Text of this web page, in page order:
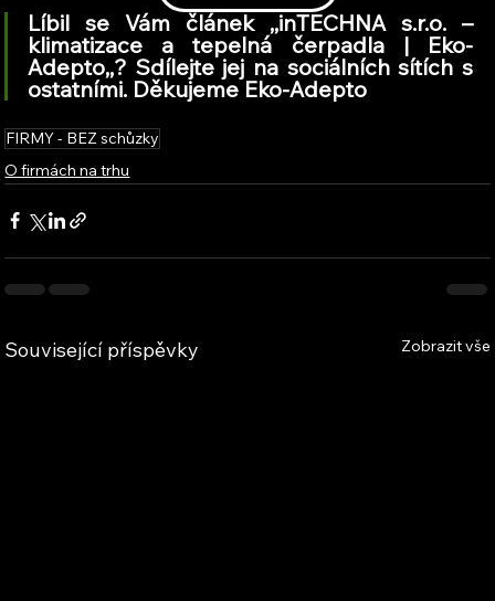
Líbil se Vám článek ,,inTECHNA s.r.o. –
klimatizace a tepelná čerpadla | Eko-
Adepto,,? Sdílejte jej na sociálních sítích s
ostatními. Děkujeme Eko-Adepto
FIRMY - BEZ schůzky
O firmách na trhu
Související příspěvky Zobrazit vše